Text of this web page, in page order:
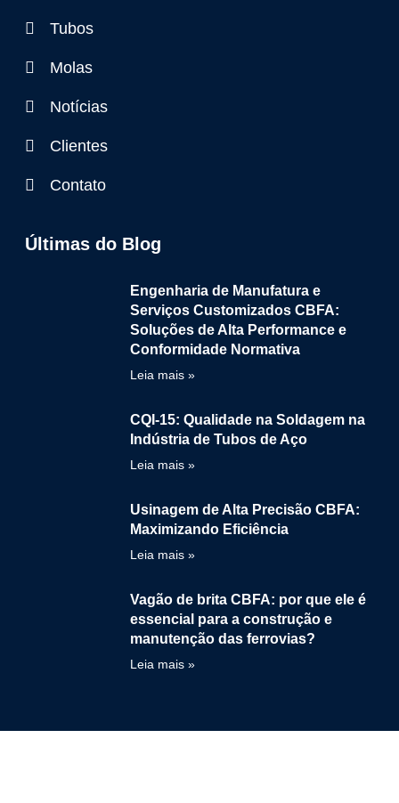
Tubos
Molas
Notícias
Clientes
Contato
Últimas do Blog
Engenharia de Manufatura e
Serviços Customizados CBFA:
Soluções de Alta Performance e
Conformidade Normativa
Leia mais »
CQI-15: Qualidade na Soldagem na
Indústria de Tubos de Aço
Leia mais »
Usinagem de Alta Precisão CBFA:
Maximizando Eficiência
Leia mais »
Vagão de brita CBFA: por que ele é
essencial para a construção e
manutenção das ferrovias?
Leia mais »